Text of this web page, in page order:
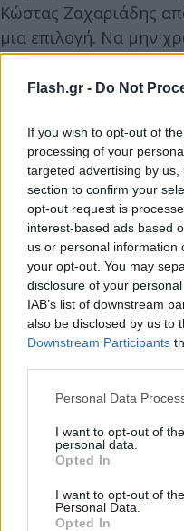
Flash.gr - Do Not
If you wish to opt-out of
processing of your
targeted advertising by
section to confirm your
opt-out request is
interest-based ads based
us or personal information
your opt-out. You may
disclosure of your
IAB’s list of downstream
also be disclosed by us to
Downstream Participants
Please note that this
not limited to your visit or
grant or deny consent to
use your data for below
consent section.
Personal Data
I want to opt-out of
personal data.
Opted In
I want to opt-out of
Personal Data.
Opted In
Κώστας Ζαχαριάδης
μια επιλογή. Να μην
τράπεζες. Αν για
δάνειο το χρέος που
εκδίδουμε και την
Κουμουνδούρου και το
χωρίς να πάρουμε
Έχουμε κάνει την
πουθενά και αυτό
Γι' αυτούς που
τους εργαζόμενους
να πληρωθούν. Είναι
έχει συρρικνωθεί
είμαστε πια στο